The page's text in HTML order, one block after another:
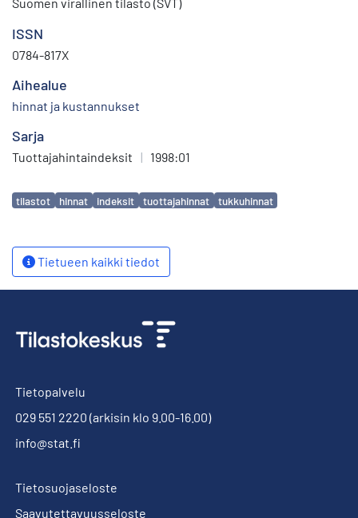
Suomen virallinen tilasto (SVT)
ISSN
0784-817X
Aihealue
hinnat ja kustannukset
Sarja
Tuottajahintaindeksit | 1998:01
Avainsanat
tilastot hinnat indeksit tuottajahinnat tukkuhinnat
Tietueen kaikki tiedot
Tietopalvelu
029 551 2220 (arkisin klo 9.00-16.00)
info@stat.fi
Tietosuojaseloste
Saavutettavuusseloste